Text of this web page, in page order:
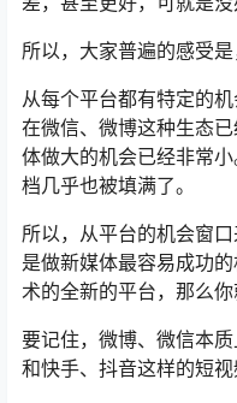
所以，大家普遍的感受是
从每个平台都有特定的
在微信、微博这种生态
体做大的机会已经非常
档几乎也被填满了。
所以，从平台的机会窗
是做新媒体最容易成功
术的全新的平台，那么你
要记住，微博、微信本
和快手、抖音这样的短